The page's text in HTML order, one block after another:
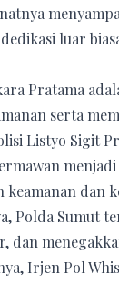
luar
Pratama
serta
Listyo Sigit
keamanan dan
Polda Sumut
dan
Irjen Pol